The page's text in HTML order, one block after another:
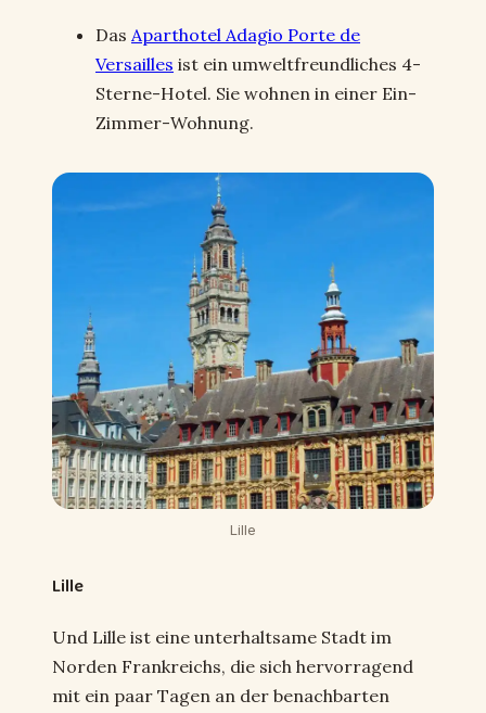
Das Aparthotel Adagio Porte de
Versailles ist ein umweltfreundliches 4-
Sterne-Hotel. Sie wohnen in einer Ein-
Zimmer-Wohnung.
Lille
Lille
Und Lille ist eine unterhaltsame Stadt im
Norden Frankreichs, die sich hervorragend
mit ein paar Tagen an der benachbarten